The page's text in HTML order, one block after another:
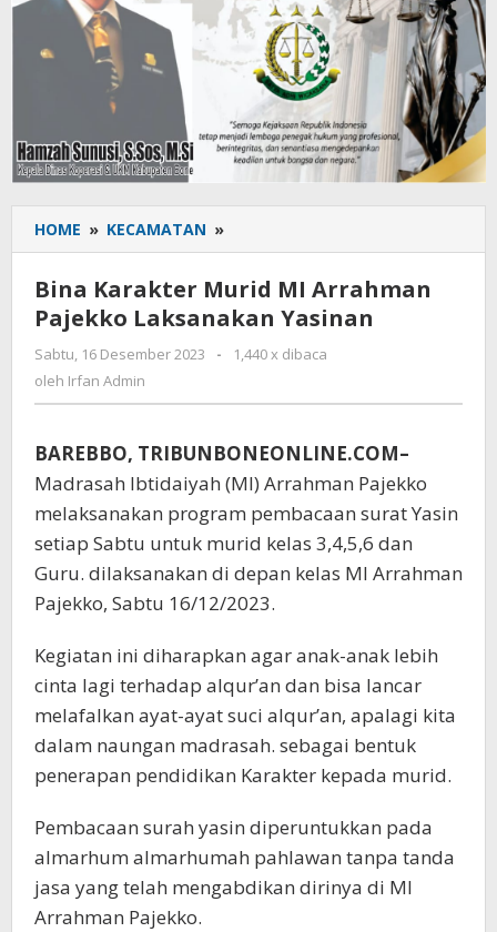
HOME » KECAMATAN »
Karakter
Murid
MI
Arrahman
Pajekko
Bina Karakter Murid MI Arrahman
Pajekko Laksanakan Yasinan
Sabtu, 16 Desember 2023
oleh
-
1,440 x dibaca
oleh Irfan Admin
BAREBBO, TRIBUNBONEONLINE.COM–
Madrasah Ibtidaiyah (MI) Arrahman Pajekko
melaksanakan program pembacaan surat Yasin
setiap Sabtu untuk murid kelas 3,4,5,6 dan
Guru. dilaksanakan di depan kelas MI Arrahman
Pajekko, Sabtu 16/12/2023.
Kegiatan ini diharapkan agar anak-anak lebih
cinta lagi terhadap alqur’an dan bisa lancar
melafalkan ayat-ayat suci alqur’an, apalagi kita
dalam naungan madrasah. sebagai bentuk
penerapan pendidikan Karakter kepada murid.
Pembacaan surah yasin diperuntukkan pada
almarhum almarhumah pahlawan tanpa tanda
jasa yang telah mengabdikan dirinya di MI
Arrahman Pajekko.